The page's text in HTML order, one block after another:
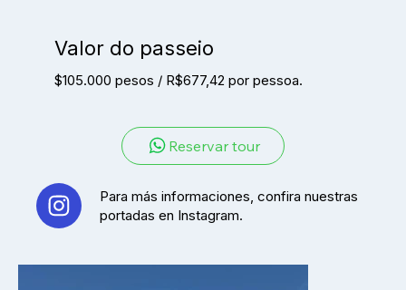
Valor do passeio
$105.000 pesos / R$677,42 por pessoa.
Reservar tour
Para más informaciones, confira nuestras
portadas en Instagram.